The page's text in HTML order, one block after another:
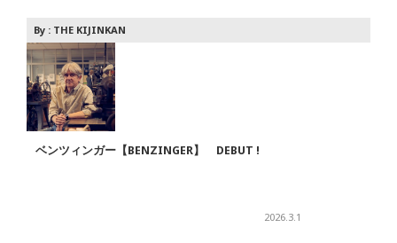
By : THE KIJINKAN
ベンツィンガー【BENZINGER】 DEBUT !
2026.3.1